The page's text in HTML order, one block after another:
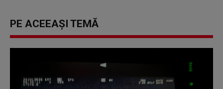
PE ACEEAȘI TEMĂ